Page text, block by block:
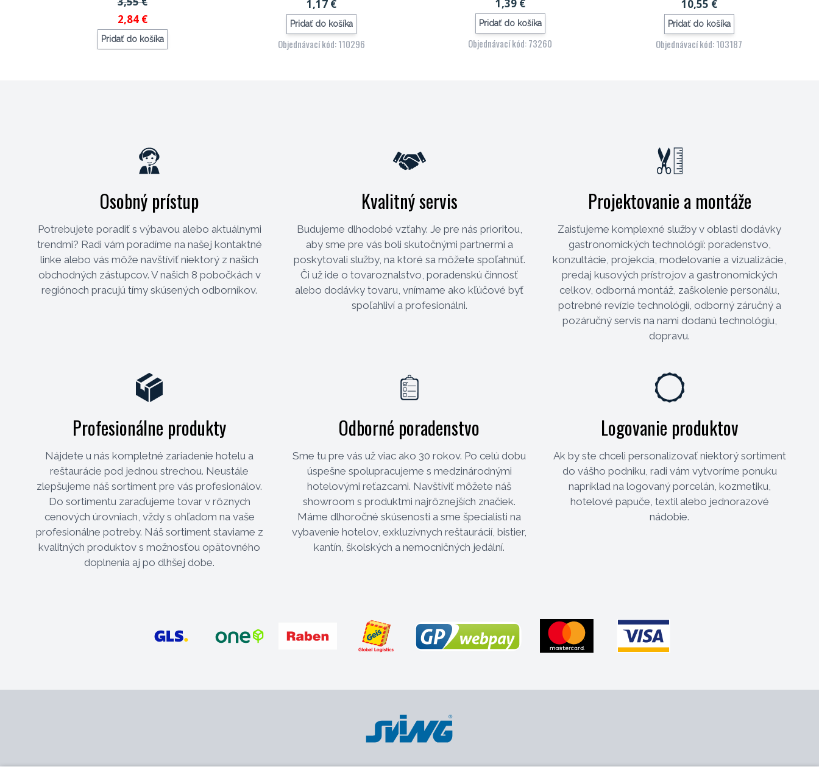
2,84 €
Pridať do košíka
1,17 €
Pridať do košíka
Objednávací kód: 110296
1,39 €
Pridať do košíka
Objednávací kód: 73260
10,55 €
Pridať do košíka
Objednávací kód: 103187
Osobný prístup
Potrebujete poradiť s výbavou alebo aktuálnymi
trendmi? Radi vám poradíme na našej kontaktné
linke alebo vás môže navštíviť niektorý z našich
obchodných zástupcov. V našich 8 pobočkách v
regiónoch pracujú tímy skúsených odborníkov.
Kvalitný servis
Budujeme dlhodobé vzťahy. Je pre nás prioritou,
aby sme pre vás boli skutočnými partnermi a
poskytovali služby, na ktoré sa môžete spoľahnúť.
Či už ide o tovaroznalstvo, poradenskú činnosť
alebo dodávky tovaru, vnímame ako kľúčové byť
spoľahliví a profesionálni.
Projektovanie a montáže
Zaisťujeme komplexné služby v oblasti dodávky
gastronomických technológií: poradenstvo,
konzultácie, projekcia, modelovanie a vizualizácie,
predaj kusových prístrojov a gastronomických
celkov, odborná montáž, zaškolenie personálu,
potrebné revízie technológií, odborný záručný a
pozáručný servis na nami dodanú technológiu,
dopravu.
Profesionálne produkty
Nájdete u nás kompletné zariadenie hotelu a
reštaurácie pod jednou strechou. Neustále
zlepšujeme náš sortiment pre vás profesionálov.
Do sortimentu zaraďujeme tovar v rôznych
cenových úrovniach, vždy s ohľadom na vaše
profesionálne potreby. Náš sortiment staviame z
kvalitných produktov s možnosťou opätovného
doplnenia aj po dlhšej dobe.
Odborné poradenstvo
Sme tu pre vás už viac ako 30 rokov. Po celú dobu
úspešne spolupracujeme s medzinárodnými
hotelovými reťazcami. Navštíviť môžete náš
showroom s produktmi najrôznejších značiek.
Máme dlhoročné skúsenosti a sme špecialisti na
vybavenie hotelov, exkluzívnych reštaurácií, bistier,
kantín, školských a nemocničných jedální.
Logovanie produktov
Ak by ste chceli personalizovať niektorý sortiment
do vášho podniku, radi vám vytvoríme ponuku
napríklad na logovaný porcelán, kozmetiku,
hotelové papuče, textil alebo jednorazové
nádobie.